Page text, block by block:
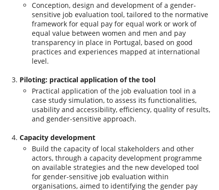
Conception, design and development of a gender-
sensitive job evaluation tool, tailored to the normative
framework for equal pay for equal work or work of
equal value between women and men and pay
transparency in place in Portugal, based on good
practices and experiences mapped at international
level.
Piloting: practical application of the tool
Practical application of the job evaluation tool in a
case study simulation, to assess its functionalities,
usability and accessibility, efficiency, quality of results,
and gender-sensitive approach.
Capacity development
Build the capacity of local stakeholders and other
actors, through a capacity development programme
on available strategies and the new developed tool
for gender-sensitive job evaluation within
organisations, aimed to identifying the gender pay